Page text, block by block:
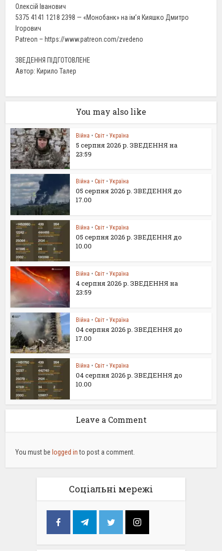
Олексій Іванович
5375 4141 1218 2398 — «Монобанк» на ім’я Кияшко Дмитро
Ігорович
Patreon – https://www.patreon.com/zvedeno
ЗВЕДЕННЯ ПІДГОТОВЛЕНЕ
Автор: Кирило Талер
You may also like
Війна • Світ • Україна
5 серпня 2026 р. ЗВЕДЕННЯ на
23:59
Війна • Світ • Україна
05 серпня 2026 р. ЗВЕДЕННЯ до
17.00
Війна • Світ • Україна
05 серпня 2026 р. ЗВЕДЕННЯ до
10.00
Війна • Світ • Україна
4 серпня 2026 р. ЗВЕДЕННЯ на
23:59
Війна • Світ • Україна
04 серпня 2026 р. ЗВЕДЕННЯ до
17.00
Війна • Світ • Україна
04 серпня 2026 р. ЗВЕДЕННЯ до
10.00
Leave a Comment
You must be logged into post a comment.
Соціальні мережі